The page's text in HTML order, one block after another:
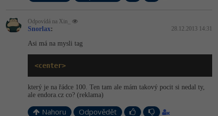
Odpovídá na Xin_
Snorlax: 28.12.2013 14:31
Asi má na mysli tag
<center>
který je na řádce 100. Ten tam ale mám takový pocit si nedal ty,
ale endora.cz co? (reklama)
Nahoru Odpovědět